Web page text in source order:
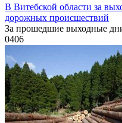
В Витебской области за
дорожных происшествий
За прошедшие выходные
0406